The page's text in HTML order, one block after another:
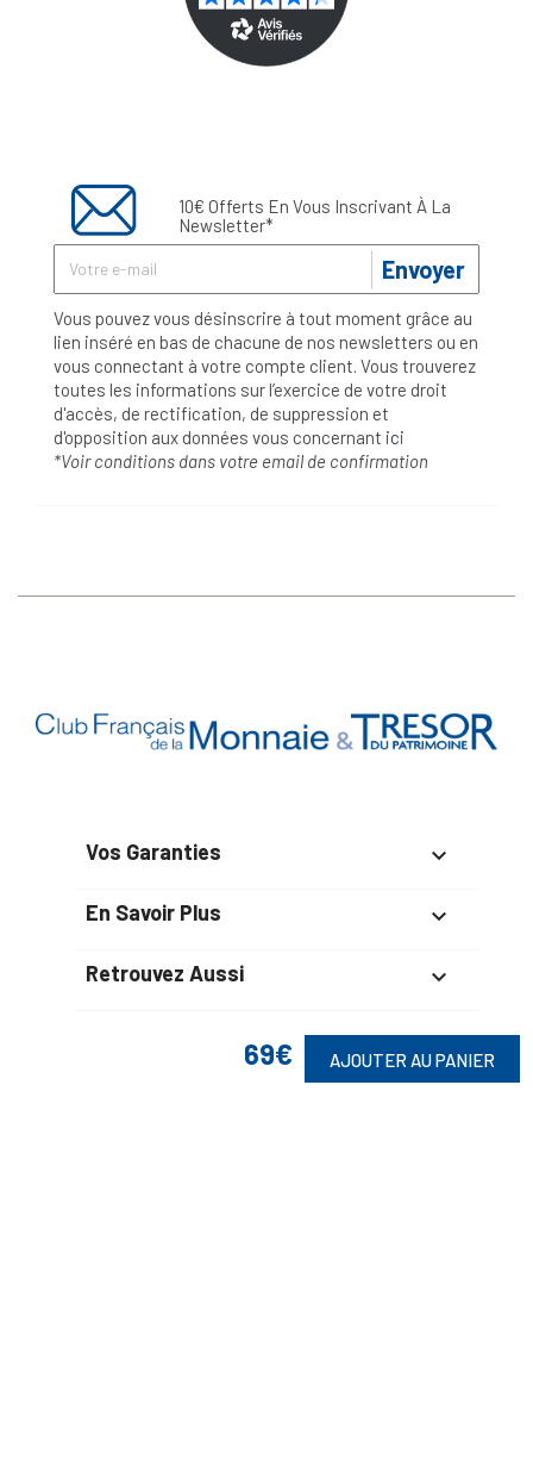
69€ AJOUTER AU PANIER
10€ Offerts En Vous Inscrivant À La
Newsletter*
Envoyer
Vous pouvez vous désinscrire à tout moment grâce au
lien inséré en bas de chacune de nos newsletters ou en
vous connectant à votre compte client. Vous trouverez
toutes les informations sur l’exercice de votre droit
d'accès, de rectification, de suppression et
d'opposition aux données vous concernant ici
*Voir conditions dans votre email de confirmation
Vos Garanties 
En Savoir Plus 
Retrouvez Aussi 